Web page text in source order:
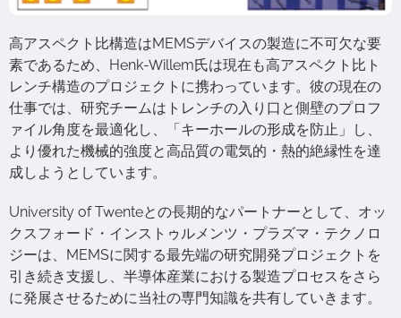
高アスペクト比構造はMEMSデバイスの製造に不可欠な要
素であるため、Henk-Willem氏は現在も高アスペクト比ト
レンチ構造のプロジェクトに携わっています。彼の現在の
仕事では、研究チームはトレンチの入り口と側壁のプロフ
ァイル角度を最適化し、「キーホールの形成を防止」し、
より優れた機械的強度と高品質の電気的・熱的絶縁性を達
成しようとしています。
University of Twenteとの長期的なパートナーとして、オッ
クスフォード・インストゥルメンツ・プラズマ・テクノロ
ジーは、MEMSに関する最先端の研究開発プロジェクトを
引き続き支援し、半導体産業における製造プロセスをさら
に発展させるために当社の専門知識を共有していきます。